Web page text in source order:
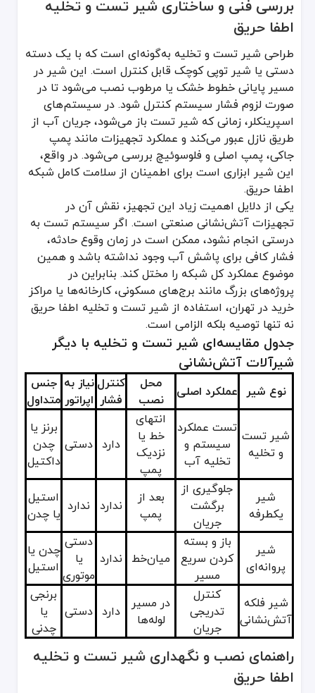
عمر طولانی و مقاومت بالا در برابر زنگ‌زدگی و حرارت
سهولت در نصب، سرویس و تخلیه اضطراری
بررسی فنی و ساختاری شیر تست و تخلیه
اطفا حریق
طراحی شیر تست و تخلیه به‌گونه‌ای است که با یک دسته
دستی یا شیر توپی کوچک قابل کنترل است. این شیر در
مسیر پایانی خطوط خشک یا مرطوب نصب می‌شود تا در
صورت لزوم فشار سیستم کنترل شود. در سیستم‌های
اسپرینکلر، زمانی که شیر تست باز می‌شود، جریان آب از
طریق نازل عبور می‌کند و عملکرد تجهیزات مانند پمپ
جاکی، پمپ اصلی و فلوسوئیچ بررسی می‌شود. در واقع،
این شیر ابزاری است برای اطمینان از سلامت کامل شبکه
اطفا حریق.
یکی از دلایل اهمیت زیاد این تجهیز، نقش آن در
تجهیزات آتش‌نشانی صنعتی است. اگر سیستم تست به
درستی انجام نشود، ممکن است در زمان وقوع حادثه،
فشار کافی برای پاشش آب وجود نداشته باشد و همین
موضوع عملکرد کل شبکه را مختل کند. بنابراین در
پروژه‌های بزرگ مانند برج‌های مسکونی، کارخانه‌ها یا مراکز
خرید در تهران، استفاده از شیر تست و تخلیه اطفا حریق
نه تنها توصیه بلکه الزامی است.
جدول مقایسه‌ای شیر تست و تخلیه با دیگر
شیرآلات آتش‌نشانی
نوع شیر عملکرد اصلی
محل
نصب
کنترل
فشار
نیاز به
اپراتور
جنس
متداول
شیر تست
و تخلیه
تست عملکرد
سیستم و
تخلیه آب
انتهای
خط یا
نزدیک
پمپ
دارد دستی
برنز یا
چدن
داکتیل
شیر
یکطرفه
جلوگیری از
برگشت
جریان
بعد از
پمپ
ندارد ندارد استیل
یا چدن
شیر
پروانه‌ای
باز و بسته
کردن سریع
مسیر
میان‌خط ندارد
دستی
یا
موتوری
چدن یا
استیل
شیر فلکه
آتش‌نشانی
کنترل
تدریجی
جریان
در مسیر
لوله‌ها
دارد دستی
برنجی
یا
چدنی
راهنمای نصب و نگهداری شیر تست و تخلیه
اطفا حریق